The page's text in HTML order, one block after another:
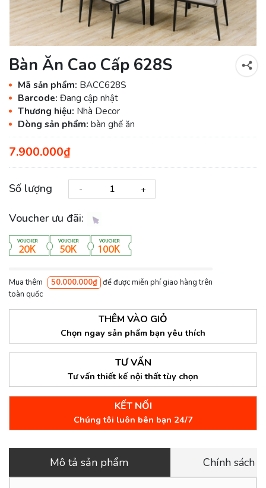
Bàn Ăn Cao Cấp 628S
Mã sản phẩm: BACC628S
Barcode: Đang cập nhật
Thương hiệu: Nhà Decor
Dòng sản phẩm: bàn ghế ăn
7.900.000₫
Số lượng - +
Voucher ưu đãi:
Mua thêm 50.000.000₫ để được miễn phí giao hàng trên
toàn quốc
THÊM VÀO GIỎ
Chọn ngay sản phẩm bạn yêu thích
TƯ VẤN
Tư vấn thiết kế nội thất tùy chọn
KẾT NỐI
Chúng tôi luôn bên bạn 24/7
Mô tả sản phẩm Chính sách